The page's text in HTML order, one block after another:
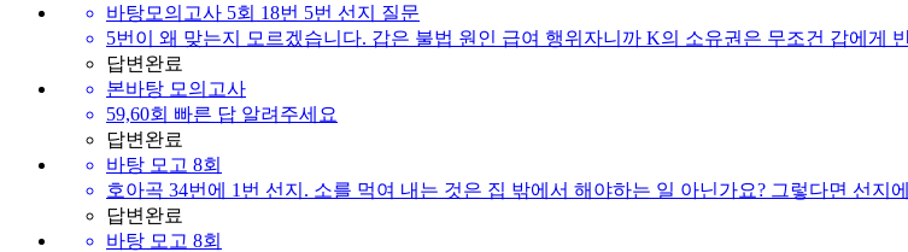
바탕모의고사 5회 18번 5번 선지 질문
5번이 왜 맞는지 모르겠습니다. 갑은 불법 원인 급여 행위자니까 K의 소유권은 무조건 갑에게
답변완료
본바탕 모의고사
59,60회 빠른 답 알려주세요
답변완료
바탕 모고 8회
호아곡 34번에 1번 선지. 소를 먹여 내는 것은 집 밖에서 해야하는 일 아닌가요? 그렇다면 선지
답변완료
바탕 모고 8회